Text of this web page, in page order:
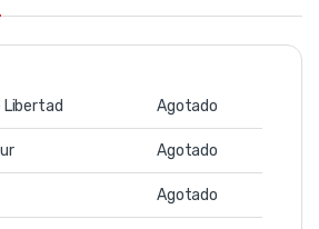
Libertad Agotado
Agotado
Agotado